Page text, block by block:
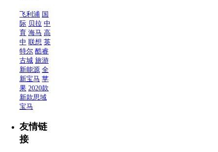
飞利浦 国
际 贝拉 中
育 海马 高
中 联想 英
特尔 酷睿
古城 旅游
新能源 全
新宝马 苹
果 2020款
新款思域
宝马
友情链
接